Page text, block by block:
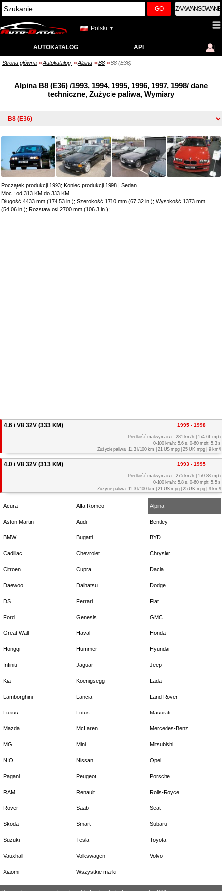
GO ZAAWANSOWANE
Polski ▼
AUTOKATALOG API
Strona główna >> Autokatalog >> Alpina >> B8 >> B8 (E36)
Alpina B8 (E36) /1993, 1994, 1995, 1996, 1997, 1998/ dane
techniczne, Zużycie paliwa, Wymiary
Początek produkcji 1993; Koniec produkcji 1998 | Sedan
Moc : od 313 KM do 333 KM
Długość 4433 mm (174.53 in.); Szerokość 1710 mm (67.32 in.); Wysokość 1373 mm
(54.06 in.); Rozstaw osi 2700 mm (106.3 in.);
4.6 i V8 32V (333 KM) 1995 - 1998
Prędkość maksymalna : 281 km/h | 174.61 mph
0-100 km/h: 5.6 s, 0-60 mph: 5.3 s
Zużycie paliwa: 11.3 l/100 km | 21 US mpg | 25 UK mpg | 9 km/l
4.0 i V8 32V (313 KM) 1993 - 1995
Prędkość maksymalna : 275 km/h | 170.88 mph
0-100 km/h: 5.8 s, 0-60 mph: 5.5 s
Zużycie paliwa: 11.3 l/100 km | 21 US mpg | 25 UK mpg | 9 km/l
Acura Alfa Romeo Alpina
Aston Martin Audi Bentley
BMW Bugatti BYD
Cadillac Chevrolet Chrysler
Citroen Cupra Dacia
Daewoo Daihatsu Dodge
DS Ferrari Fiat
Ford Genesis GMC
Great Wall Haval Honda
Hongqi Hummer Hyundai
Infiniti Jaguar Jeep
Kia Koenigsegg Lada
Lamborghini Lancia Land Rover
Lexus Lotus Maserati
Mazda McLaren Mercedes-Benz
MG Mini Mitsubishi
NIO Nissan Opel
Pagani Peugeot Porsche
RAM Renault Rolls-Royce
Rover Saab Seat
Skoda Smart Subaru
Suzuki Tesla Toyota
Vauxhall Volkswagen Volvo
Xiaomi Wszystkie marki